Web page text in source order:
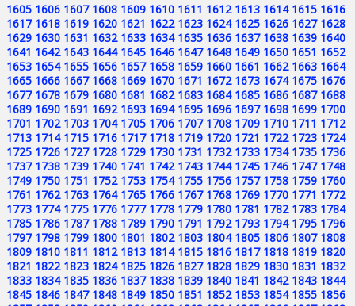
1605 1606 1607 1608 1609 1610 1611 1612 1613 1614 1615 1616
1617 1618 1619 1620 1621 1622 1623 1624 1625 1626 1627 1628
1629 1630 1631 1632 1633 1634 1635 1636 1637 1638 1639 1640
1641 1642 1643 1644 1645 1646 1647 1648 1649 1650 1651 1652
1653 1654 1655 1656 1657 1658 1659 1660 1661 1662 1663 1664
1665 1666 1667 1668 1669 1670 1671 1672 1673 1674 1675 1676
1677 1678 1679 1680 1681 1682 1683 1684 1685 1686 1687 1688
1689 1690 1691 1692 1693 1694 1695 1696 1697 1698 1699 1700
1701 1702 1703 1704 1705 1706 1707 1708 1709 1710 1711 1712
1713 1714 1715 1716 1717 1718 1719 1720 1721 1722 1723 1724
1725 1726 1727 1728 1729 1730 1731 1732 1733 1734 1735 1736
1737 1738 1739 1740 1741 1742 1743 1744 1745 1746 1747 1748
1749 1750 1751 1752 1753 1754 1755 1756 1757 1758 1759 1760
1761 1762 1763 1764 1765 1766 1767 1768 1769 1770 1771 1772
1773 1774 1775 1776 1777 1778 1779 1780 1781 1782 1783 1784
1785 1786 1787 1788 1789 1790 1791 1792 1793 1794 1795 1796
1797 1798 1799 1800 1801 1802 1803 1804 1805 1806 1807 1808
1809 1810 1811 1812 1813 1814 1815 1816 1817 1818 1819 1820
1821 1822 1823 1824 1825 1826 1827 1828 1829 1830 1831 1832
1833 1834 1835 1836 1837 1838 1839 1840 1841 1842 1843 1844
1845 1846 1847 1848 1849 1850 1851 1852 1853 1854 1855 1856